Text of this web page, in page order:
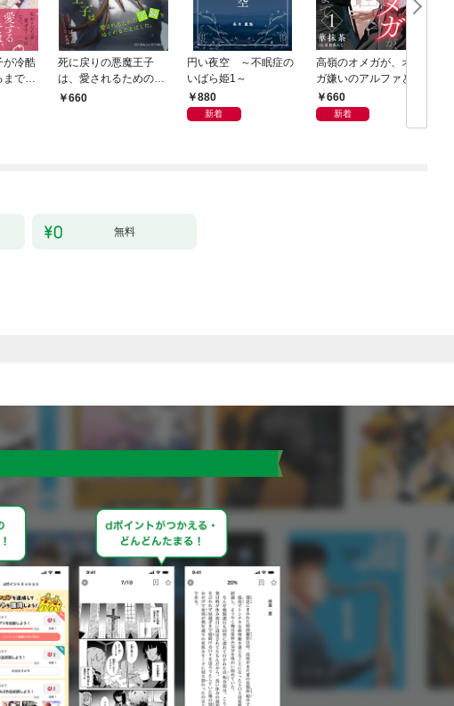
が冷酷
まで
【単
付
死に戻りの悪魔王子
は、愛されるための実
験をはじめることにし
660
円い夜空 ～不眠症の
いばら姫1～
880
新着
高嶺のオメガが、オメ
ガ嫌いのアルファと愛
を知るまで1
660
新着
無料